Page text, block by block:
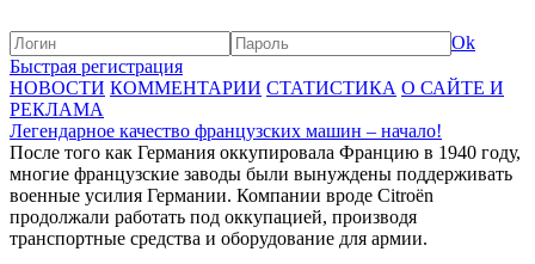
Ok
Быстрая регистрация
НОВОСТИ КОММЕНТАРИИ СТАТИСТИКА О САЙТЕ И
РЕКЛАМА
Легендарное качество французских машин – начало!
После того как Германия оккупировала Францию в 1940 году,
многие французские заводы были вынуждены поддерживать
военные усилия Германии. Компании вроде Citroën
продолжали работать под оккупацией, производя
транспортные средства и оборудование для армии.